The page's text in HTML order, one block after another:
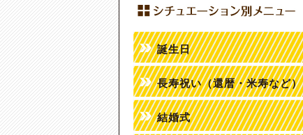
誕生日
長寿祝い（還暦・米寿など）
結婚式